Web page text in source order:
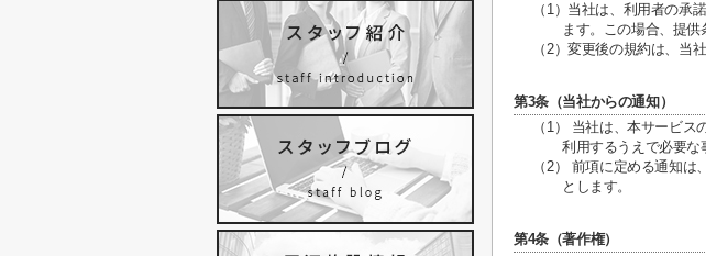
（1）当社は、利用者の承
ます。この場合、提供
（2）変更後の規約は、当
第3条（当社からの通知）
（1） 当社は、本サービ
利用するうえで必要な
（2） 前項に定める通知
とします。
第4条（著作権）